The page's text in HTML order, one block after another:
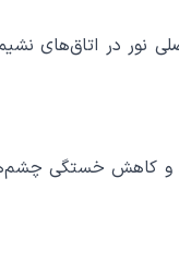
نور در اتاق‌های